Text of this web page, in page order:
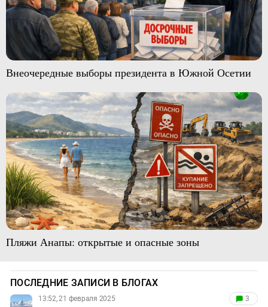
Внеочередные выборы президента в Южной Осетии
Пляжи Анапы: открытые и опасные зоны
ПОСЛЕДНИЕ ЗАПИСИ В БЛОГАХ
13:52, 21 февраля 2025 3